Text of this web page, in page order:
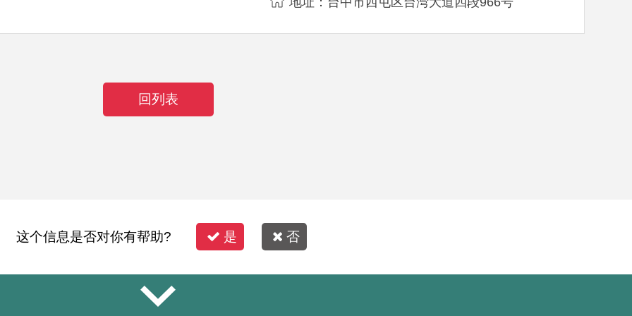
回列表
这个信息是否对你有帮助? 是 否